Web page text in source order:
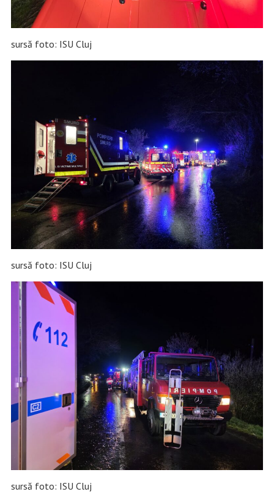
sursă foto: ISU Cluj
sursă foto: ISU Cluj
sursă foto: ISU Cluj